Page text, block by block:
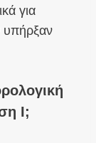
για
υπήρξαν
I;